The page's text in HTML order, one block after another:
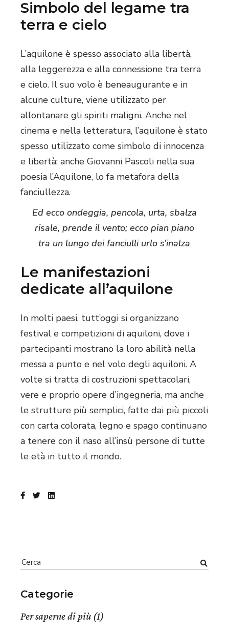
Simbolo del legame tra
terra e cielo
L’aquilone è spesso associato alla libertà,
alla leggerezza e alla connessione tra terra
e cielo. Il suo volo è beneaugurante e in
alcune culture, viene utilizzato per
allontanare gli spiriti maligni. Anche nel
cinema e nella letteratura, l’aquilone è stato
spesso utilizzato come simbolo di innocenza
e libertà: anche Giovanni Pascoli nella sua
poesia l’Aquilone, lo fa metafora della
fanciullezza.
Ed ecco ondeggia, pencola, urta, sbalza
risale, prende il vento; ecco pian piano
tra un lungo dei fanciulli urlo s’inalza
Le manifestazioni
dedicate all’aquilone
In molti paesi, tutt’oggi si organizzano
festival e competizioni di aquiloni, dove i
partecipanti mostrano la loro abilità nella
messa a punto e nel volo degli aquiloni. A
volte si tratta di costruzioni spettacolari,
vere e proprio opere d’ingegneria, ma anche
le strutture più semplici, fatte dai più piccoli
con carta colorata, legno e spago continuano
a tenere con il naso all’insù persone di tutte
le età in tutto il mondo.
Search
for:
Categorie
Per saperne di più (1)